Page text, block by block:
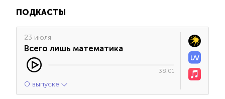
ПОДКАСТЫ
23 июля
Всего лишь математика
38:01
О выпуске